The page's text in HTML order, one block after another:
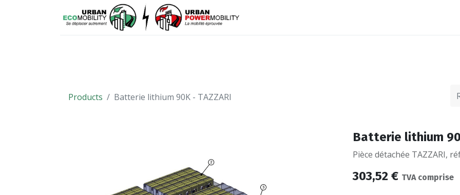
Products Batterie lithium 90K - TAZZARI
Batterie lithium
Pièce détachée TAZZARI,
303,52 € TVA comprise